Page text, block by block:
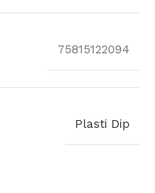
75815122094
Plasti Dip